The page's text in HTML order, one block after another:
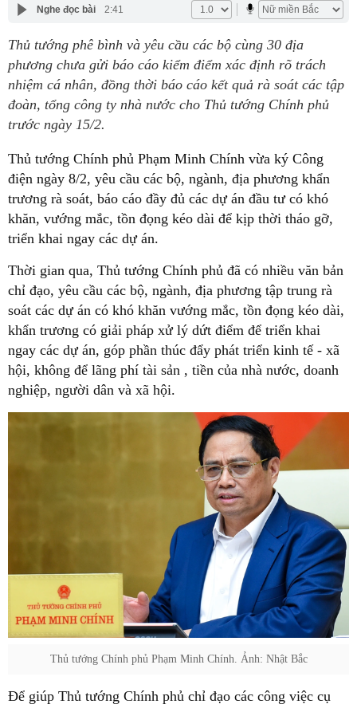
Nghe đọc bài 2:41
Thủ tướng phê bình và yêu cầu các bộ cùng 30 địa
phương chưa gửi báo cáo kiểm điểm xác định rõ trách
nhiệm cá nhân, đồng thời báo cáo kết quả rà soát các tập
đoàn, tổng công ty nhà nước cho Thủ tướng Chính phủ
trước ngày 15/2.
Thủ tướng Chính phủ Phạm Minh Chính vừa ký Công
điện ngày 8/2, yêu cầu các bộ, ngành, địa phương khẩn
trương rà soát, báo cáo đầy đủ các dự án đầu tư có khó
khăn, vướng mắc, tồn đọng kéo dài để kịp thời tháo gỡ,
triển khai ngay các dự án.
Thời gian qua, Thủ tướng Chính phủ đã có nhiều văn bản
chỉ đạo, yêu cầu các bộ, ngành, địa phương tập trung rà
soát các dự án có khó khăn vướng mắc, tồn đọng kéo dài,
khẩn trương có giải pháp xử lý dứt điểm để triển khai
ngay các dự án, góp phần thúc đẩy phát triển kinh tế - xã
hội, không để lãng phí tài sản , tiền của nhà nước, doanh
nghiệp, người dân và xã hội.
Thủ tướng Chính phủ Phạm Minh Chính. Ảnh: Nhật Bắc
Để giúp Thủ tướng Chính phủ chỉ đạo các công việc cụ